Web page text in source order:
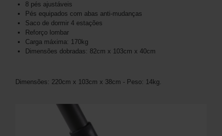
8 pés ajustáveis
Pés equipados com abas anti-mudanças
Saco de dormir 4 estações
Reforço lombar
Carga máxima: 170kg
Dimensões dobradas: 82cm x 103cm x 40cm
Dimensões: 220cm x 103cm x 38cm - Peso: 14kg.